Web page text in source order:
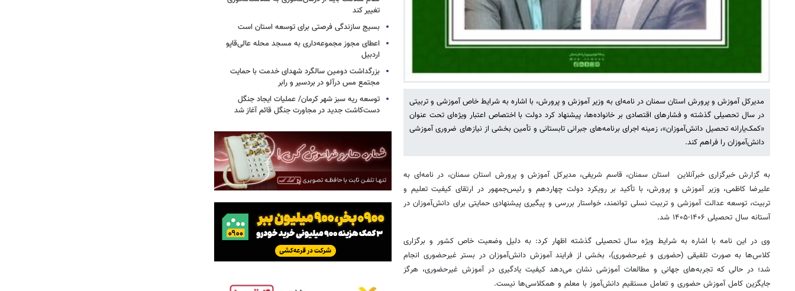
مدیرکل آموزش و پرورش استان سمنان در نامه‌ای به وزیر آموزش و پرورش، با اشاره به شرایط خاص آموزشی و تربیتی
در سال تحصیلی گذشته و فشارهای اقتصادی بر خانواده‌ها، پیشنهاد کرد دولت با اختصاص اعتبار ویژه‌ای تحت عنوان
«کمک‌یارانه تحصیل دانش‌آموزان»، زمینه اجرای برنامه‌های جبرانی تابستانی و تأمین بخشی از نیازهای ضروری آموزشی
دانش‌آموزان را فراهم کند.
به گزارش خبرگزاری خبرآنلاین استان سمنان، قاسم شریفی، مدیرکل آموزش و پرورش استان سمنان، در نامه‌ای به
علیرضا کاظمی، وزیر آموزش و پرورش، با تأکید بر رویکرد دولت چهاردهم و رئیس‌جمهور در ارتقای کیفیت تعلیم و
تربیت، توسعه عدالت آموزشی و تربیت نسلی توانمند، خواستار بررسی و پیگیری پیشنهادی حمایتی برای دانش‌آموزان در
آستانه سال تحصیلی ۱۴۰۶-۱۴۰۵ شد.
وی در این نامه با اشاره به شرایط ویژه سال تحصیلی گذشته اظهار کرد: به دلیل وضعیت خاص کشور و برگزاری
کلاس‌ها به صورت تلفیقی (حضوری و غیرحضوری)، بخشی از فرایند آموزش دانش‌آموزان در بستر غیرحضوری انجام
شد؛ در حالی که تجربه‌های جهانی و مطالعات آموزشی نشان می‌دهد کیفیت یادگیری در آموزش غیرحضوری، هرگز
جایگزین کامل آموزش حضوری و تعامل مستقیم دانش‌آموز با معلم و همکلاسی‌ها نیست.
تغییر کند
بسیج سازندگی فرصتی برای توسعه استان است
اعطای مجوز مجموعه‌داری به مسجد محله عالی‌قاپو
اردبیل
بزرگداشت دومین سالگرد شهدای خدمت با حمایت
مجتمع مس درآلو در بردسیر و رابر
توسعه ریه سبز شهر کرمان/ عملیات ایجاد جنگل
دست‌کاشت جدید در مجاورت جنگل قائم آغاز شد